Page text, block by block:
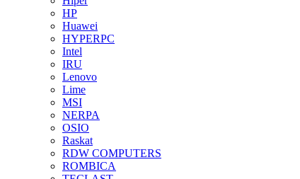
HP
Huawei
HYPERPC
Intel
IRU
Lenovo
Lime
MSI
NERPA
OSIO
Raskat
RDW COMPUTERS
ROMBICA